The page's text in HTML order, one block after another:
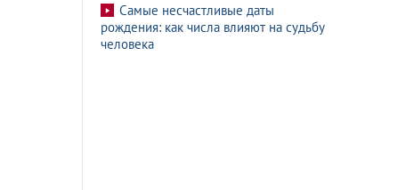
Самые несчастливые даты
рождения: как числа влияют на судьбу
человека